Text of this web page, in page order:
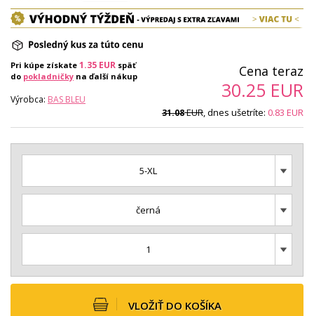
Pri kúpe získate 1.35 EUR späť
do pokladničky na ďalší nákup
Výrobca: BAS BLEU
Cena teraz
30.25 EUR
31.08EUR, dnes ušetríte: 0.83 EUR
5-XL
černá
1
VLOŽIŤ DO KOŠÍKA